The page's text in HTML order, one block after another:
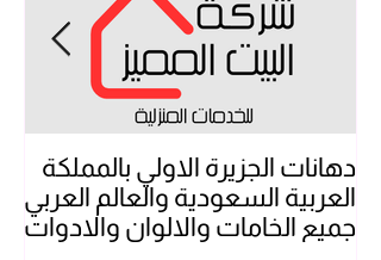
دهانات الجزيرة الاولي بالمملكة
العربية السعودية والعالم العربي
جميع الخامات والالوان والادوات